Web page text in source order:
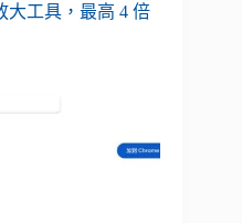
大工具，最高 4 倍